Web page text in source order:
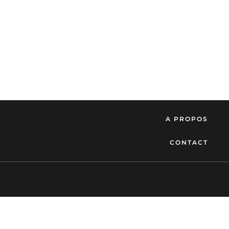
A PROPOS
CONTACT